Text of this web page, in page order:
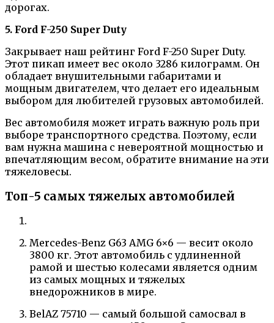
дорогах.
5. Ford F-250 Super Duty
Закрывает наш рейтинг Ford F-250 Super Duty.
Этот пикап имеет вес около 3286 килограмм. Он
обладает внушительными габаритами и
мощным двигателем, что делает его идеальным
выбором для любителей грузовых автомобилей.
Вес автомобиля может играть важную роль при
выборе транспортного средства. Поэтому, если
вам нужна машина с невероятной мощностью и
впечатляющим весом, обратите внимание на эти
тяжеловесы.
Топ-5 самых тяжелых автомобилей
Mercedes-Benz G63 AMG 6×6 — весит около
3800 кг. Этот автомобиль с удлиненной
рамой и шестью колесами является одним
из самых мощных и тяжелых
внедорожников в мире.
BelAZ 75710 — самый большой самосвал в